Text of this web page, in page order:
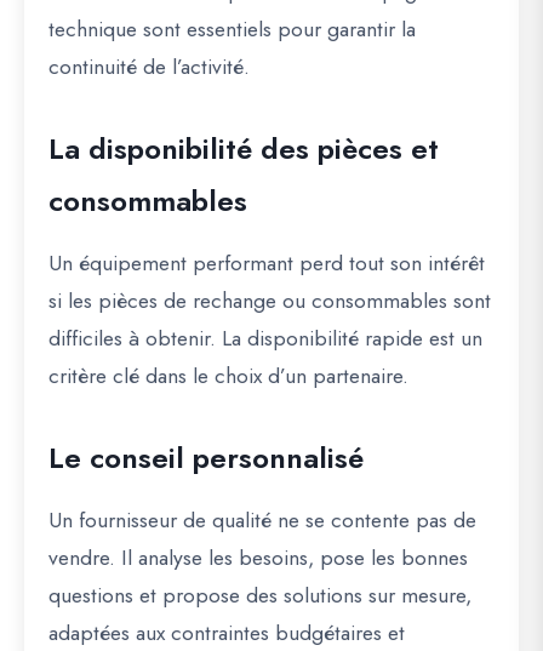
technique sont essentiels pour garantir la
continuité de l’activité.
La disponibilité des pièces et
consommables
Un équipement performant perd tout son intérêt
si les pièces de rechange ou consommables sont
difficiles à obtenir. La disponibilité rapide est un
critère clé dans le choix d’un partenaire.
Le conseil personnalisé
Un fournisseur de qualité ne se contente pas de
vendre. Il analyse les besoins, pose les bonnes
questions et propose des solutions sur mesure,
adaptées aux contraintes budgétaires et